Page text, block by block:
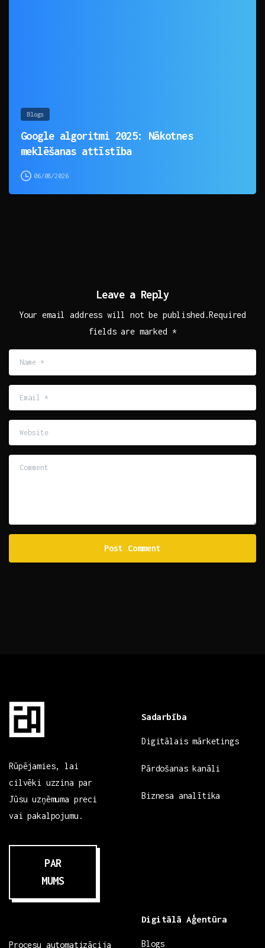
Blogs
Google algoritmi 2025: Nākotnes
meklēšanas attīstība
06/08/2026
Leave a Reply
Your email address will not be published.Required
fields are marked *
*
Website
Rūpējamies, lai
cilvēki uzzina par
Jūsu uzņēmuma preci
vai pakalpojumu.
PAR
MUMS
Sadarbība
Digitālais mārketings
Pārdošanas kanāli
Biznesa analītika
Procesu automatizācija
Digitālā Aģentūra
Blogs